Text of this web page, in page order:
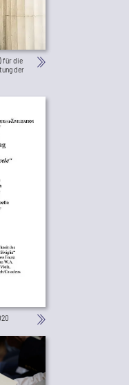
für die
der